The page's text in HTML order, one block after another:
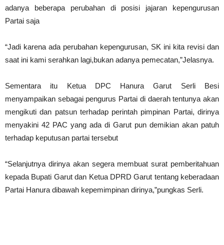
adanya beberapa perubahan di posisi jajaran kepengurusan
Partai saja
“Jadi karena ada perubahan kepengurusan, SK ini kita revisi dan
saat ini kami serahkan lagi,bukan adanya pemecatan,”Jelasnya.
Sementara itu Ketua DPC Hanura Garut Serli Besi
menyampaikan sebagai pengurus Partai di daerah tentunya akan
mengikuti dan patsun terhadap perintah pimpinan Partai, dirinya
menyakini 42 PAC yang ada di Garut pun demikian akan patuh
terhadap keputusan partai tersebut
“Selanjutnya dirinya akan segera membuat surat pemberitahuan
kepada Bupati Garut dan Ketua DPRD Garut tentang keberadaan
Partai Hanura dibawah kepemimpinan dirinya,”pungkas Serli.